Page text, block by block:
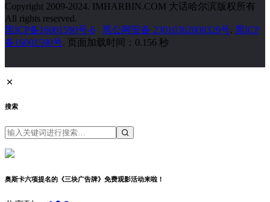
Copyright 2009-2024. IMHARBIN.COM 大话哈尔滨版权所有
All rights reserved.
黑ICP备16001590号-6
黑公网安备 23010302000329号. 黑ICP
备16001590号. 页面加载时间：0.156 秒
搜索
奥斯卡六项提名的《三块广告牌》免费观影活动来啦！